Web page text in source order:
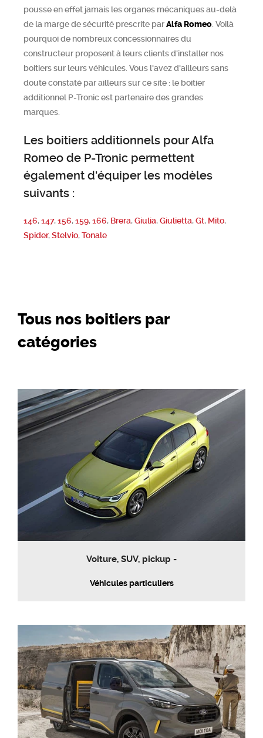
pousse en effet jamais les organes mécaniques au-delà
de la marge de sécurité prescrite parAlfa Romeo . Voilà
pourquoi de nombreux concessionnaires du
constructeur proposent à leurs clients d'installer nos
boitiers sur leurs véhicules. Vous l'avez d'ailleurs sans
doute constaté par ailleurs sur ce site : le boitier
additionnel P-Tronic est partenaire des grandes
marques.
Les boitiers additionnels pour Alfa
Romeo de P-Tronic permettent
également d'équiper les modèles
suivants :
146,147,156,159,166, Brera,Giulia,Giulietta,Gt, Mito,
Spider,Stelvio,Tonale
Tous nos boitiers par
catégories
Voiture, SUV, pickup -
Véhicules particuliers